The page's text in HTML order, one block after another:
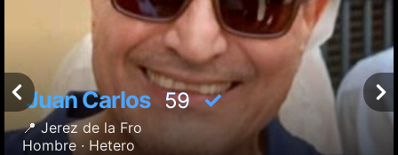
Juan Carlos59✓
📍Jerez de la Fro
Hombre · Hetero